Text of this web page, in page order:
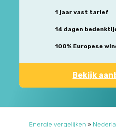
1 jaar vast tarief
14 dagen
100% Europese
Bekijk
Energie vergelijken »